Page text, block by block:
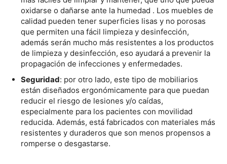
oxidarse o dañarse ante la humedad . Los muebles de
calidad pueden tener superficies lisas y no porosas
que permiten una fácil limpieza y desinfección,
además serán mucho más resistentes a los productos
de limpieza y desinfección, eso ayudará a prevenir la
propagación de infecciones y enfermedades.
Seguridad: por otro lado, este tipo de mobiliarios
están diseñados ergonómicamente para que puedan
reducir el riesgo de lesiones y/o caídas,
especialmente para los pacientes con movilidad
reducida. Además, está fabricados con materiales más
resistentes y duraderos que son menos propensos a
romperse o desgastarse.